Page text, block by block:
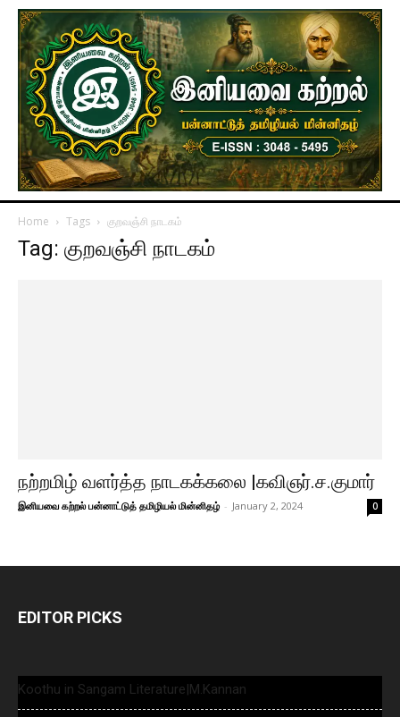
Home Tags குறவஞ்சி நாடகம்
Tag: குறவஞ்சி நாடகம்
நற்றமிழ் வளர்த்த நாடகக்கலை |கவிஞர்.ச.குமார்
இனியவை கற்றல் பன்னாட்டுத் தமிழியல் மின்னிதழ் - January 2, 2024 0
EDITOR PICKS
Koothu in Sangam Literature|M.Kannan